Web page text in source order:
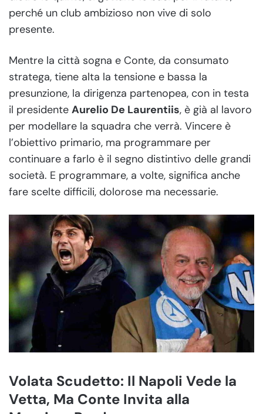
perché un club ambizioso non vive di solo
presente.
Mentre la città sogna e Conte, da consumato
stratega, tiene alta la tensione e bassa la
presunzione, la dirigenza partenopea, con in testa
il presidente Aurelio De Laurentiis, è già al lavoro
per modellare la squadra che verrà. Vincere è
l’obiettivo primario, ma programmare per
continuare a farlo è il segno distintivo delle grandi
società. E programmare, a volte, significa anche
fare scelte difficili, dolorose ma necessarie.
Volata Scudetto: Il Napoli Vede la
Vetta, Ma Conte Invita alla